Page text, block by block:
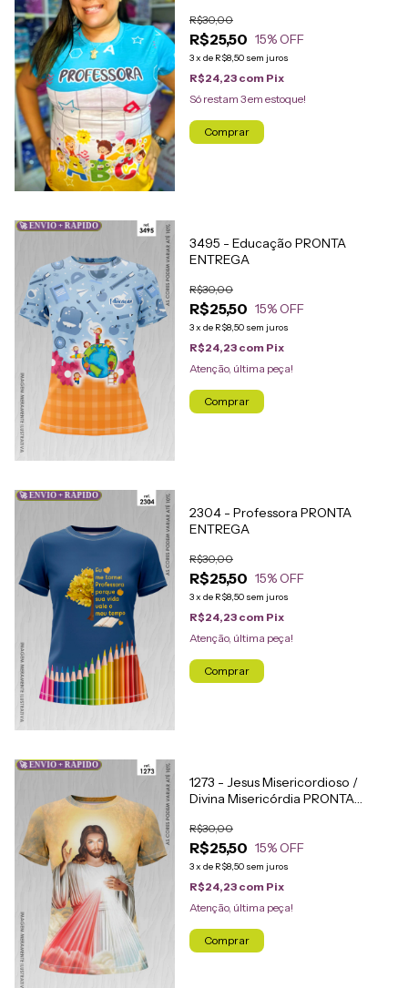
R$25,50
R$30,00
15% OFF
3x de R$8,50 sem juros
R$24,23 com Pix
Só restam 3em estoque!
Comprar
🚀 ENVIO + RÁPIDO
3495 - Educação PRONTA
ENTREGA
R$25,50
R$30,00
15% OFF
3x de R$8,50 sem juros
R$24,23 com Pix
Atenção, última peça!
Comprar
🚀 ENVIO + RÁPIDO
2304 - Professora PRONTA
ENTREGA
R$25,50
R$30,00
15% OFF
3x de R$8,50 sem juros
R$24,23 com Pix
Atenção, última peça!
Comprar
🚀 ENVIO + RÁPIDO
1273 - Jesus Misericordioso /
Divina Misericórdia PRONTA
R$25,50
R$30,00
15% OFF
3x de R$8,50 sem juros
R$24,23 com Pix
Atenção, última peça!
Comprar